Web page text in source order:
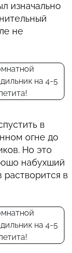
изначально
не
в
огне до
Но это
набухший
в